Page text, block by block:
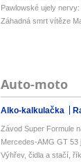
Pawlowské ujely
Záhadná smrt vítěze
Auto-moto
Alko-kalkulačka
Závod Super Formule
Mercedes-AMG GT 53
Výhřev, čidla a stačí,